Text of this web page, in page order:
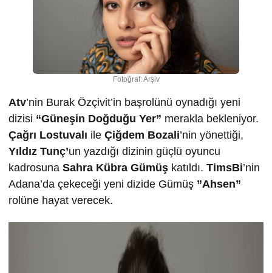
Fotoğraf: Arşiv
Atv’nin Burak Özçivit’in başrolünü oynadığı yeni
dizisi “Güneşin Doğduğu Yer” merakla bekleniyor.
Çağrı Lostuvalı ile Çiğdem Bozali’nin yönettiği,
Yıldız Tunç’un yazdığı dizinin güçlü oyuncu
kadrosuna Sahra Kübra Gümüş katıldı. TimsBi’nin
Adana’da çekeceği yeni dizide Gümüş ”Ahsen”
rolüne hayat verecek.